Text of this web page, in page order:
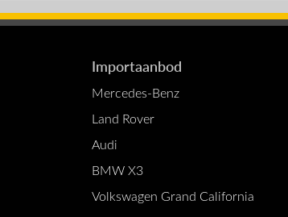
Importaanbod
Mercedes-Benz
Land Rover
Audi
BMW X3
Volkswagen Grand California